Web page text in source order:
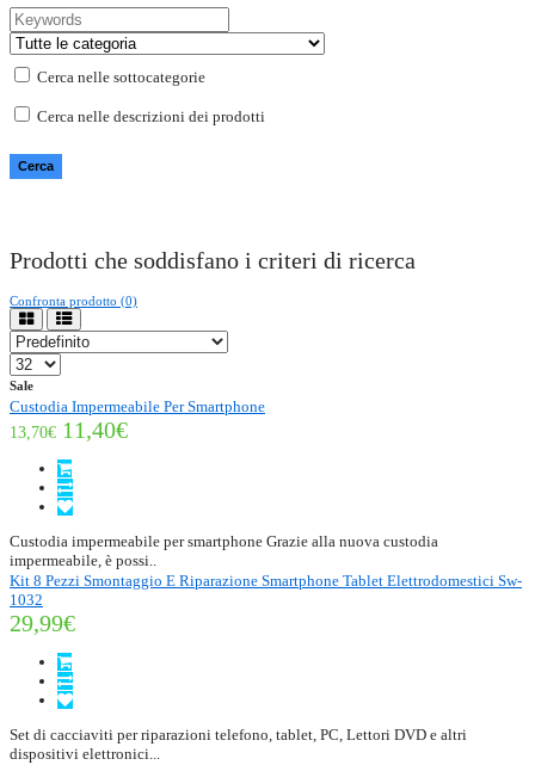
Cerca nelle sottocategorie
Cerca nelle descrizioni dei prodotti
Prodotti che soddisfano i criteri di ricerca
Confronta prodotto (0)
Sale
Custodia Impermeabile Per Smartphone
13,70€ 11,40€
Custodia impermeabile per smartphone Grazie alla nuova custodia
impermeabile, è possi..
Kit 8 Pezzi Smontaggio E Riparazione Smartphone Tablet Elettrodomestici Sw-
1032
29,99€
Set di cacciaviti per riparazioni telefono, tablet, PC, Lettori DVD e altri
dispositivi elettronici...